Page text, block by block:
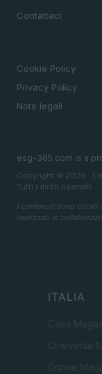
Contattaci
Cookie Policy
Privacy Policy
Note legali
esg-365.com is a
Copyright © 2026 ·
Tutti i diritti riservati
I contenuti sono curati
realizzati in
ITALIA
Casa
Cineverse
Donne